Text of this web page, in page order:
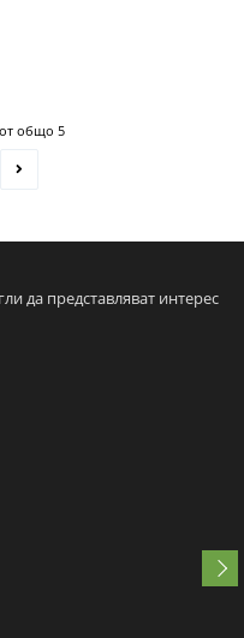
общо 5
да представляват интерес